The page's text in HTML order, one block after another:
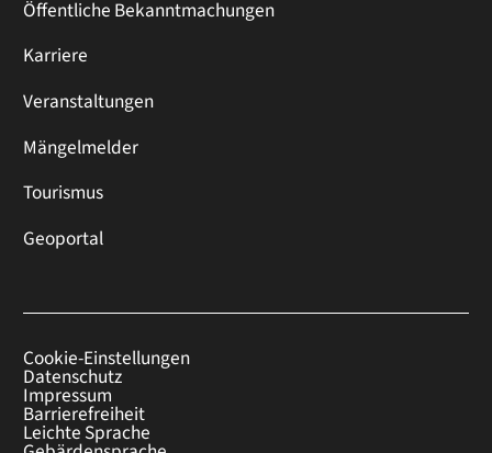
Öffentliche Bekanntmachungen
Karriere
Veranstaltungen
Mängelmelder
Tourismus
Geoportal
Cookie-Einstellungen
Datenschutz
Impressum
Barrierefreiheit
Leichte Sprache